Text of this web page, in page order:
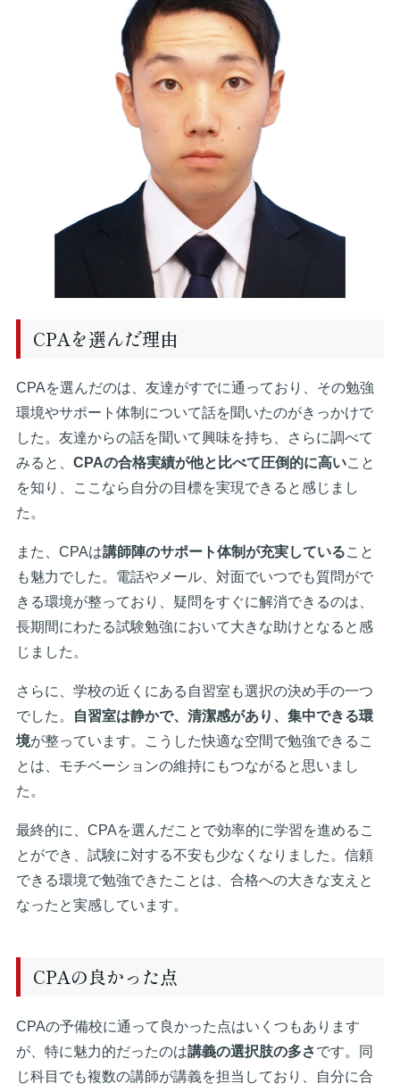
CPAを選んだ理由
CPAを選んだのは、友達がすでに通っており、その勉強
環境やサポート体制について話を聞いたのがきっかけで
した。友達からの話を聞いて興味を持ち、さらに調べて
みると、 CPAの合格実績が他と比べて圧倒的に高いこと
を知り、ここなら自分の目標を実現できると感じまし
た。
また、CPAは講師陣のサポート体制が充実していること
も魅力でした。電話やメール、対面でいつでも質問がで
きる環境が整っており、疑問をすぐに解消できるのは、
長期間にわたる試験勉強において大きな助けとなると感
じました。
さらに、学校の近くにある自習室も選択の決め手の一つ
でした。
自習室は静かで、清潔感があり、集中できる環
境が整っています。こうした快適な空間で勉強できるこ
とは、モチベーションの維持にもつながると思いまし
た。
最終的に、CPAを選んだことで効率的に学習を進めるこ
とができ、試験に対する不安も少なくなりました。信頼
できる環境で勉強できたことは、合格への大きな支えと
なったと実感しています。
CPAの良かった点
CPAの予備校に通って良かった点はいくつもあります
が、特に魅力的だったのは講義の選択肢の多さです。同
じ科目でも複数の講師が講義を担当しており、自分に合